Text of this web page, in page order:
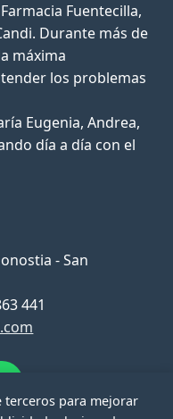
Fuentecilla,
Durante más de
máxima
los problemas
Eugenia, Andrea,
día a día con el
- San
441
terceros para mejorar